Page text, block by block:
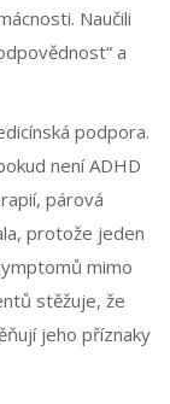
Naučili
a
podpora.
není ADHD
párová
protože jeden
mimo
stěžuje, že
jeho příznaky